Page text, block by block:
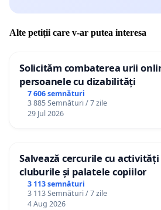
Alte petiții care v-ar putea interesa
Solicităm combaterea urii
persoanele cu dizabilități
7 606 semnături
3 885 Semnături / 7 zile
29 Jul 2026
Salvează cercurile cu
cluburile și palatele copiilor
3 113 semnături
3 113 Semnături / 7 zile
4 Aug 2026